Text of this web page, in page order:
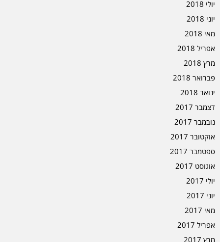
יולי 2018
יוני 2018
מאי 2018
אפריל 2018
מרץ 2018
פברואר 2018
ינואר 2018
דצמבר 2017
נובמבר 2017
אוקטובר 2017
ספטמבר 2017
אוגוסט 2017
יולי 2017
יוני 2017
מאי 2017
אפריל 2017
מרץ 2017